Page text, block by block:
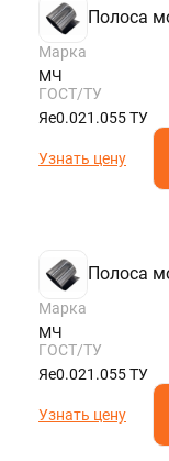
Полоса
Марка
МЧ
ГОСТ/ТУ
Яе0.021.055 ТУ
Узнать цену
Полоса
Марка
МЧ
ГОСТ/ТУ
Яе0.021.055 ТУ
Узнать цену